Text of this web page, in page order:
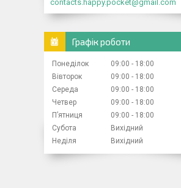
contacts.happy.pocket@gmail.com
Графік роботи
Понеділок 09:00
18:00
Вівторок
09:00
18:00
Середа
09:00
18:00
Четвер
09:00
18:00
Пʼятниця
09:00
18:00
Субота
Вихідний
Неділя
Вихідний